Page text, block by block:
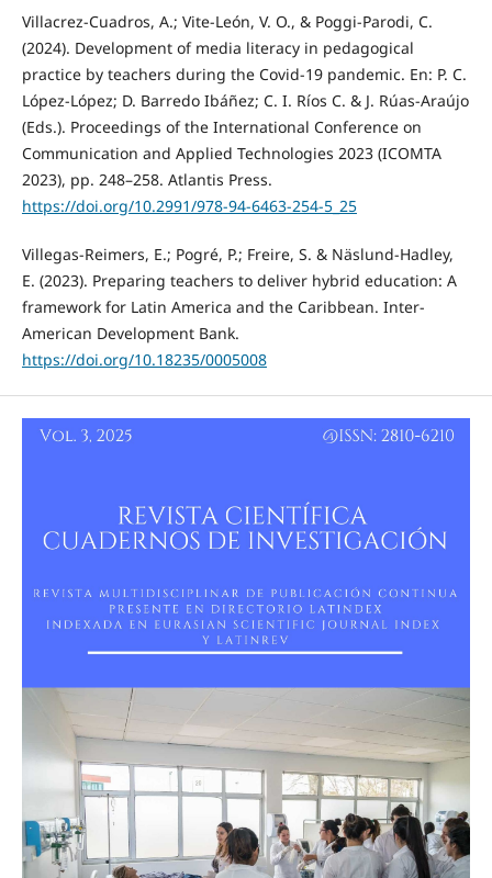
Villacrez-Cuadros, A.; Vite-León, V. O., & Poggi-Parodi, C.
(2024). Development of media literacy in pedagogical
practice by teachers during the Covid-19 pandemic. En: P. C.
López-López; D. Barredo Ibáñez; C. I. Ríos C. & J. Rúas-Araújo
(Eds.). Proceedings of the International Conference on
Communication and Applied Technologies 2023 (ICOMTA
2023), pp. 248–258. Atlantis Press.
https://doi.org/10.2991/978-94-6463-254-5_25
Villegas-Reimers, E.; Pogré, P.; Freire, S. & Näslund-Hadley,
E. (2023). Preparing teachers to deliver hybrid education: A
framework for Latin America and the Caribbean. Inter-
American Development Bank.
https://doi.org/10.18235/0005008